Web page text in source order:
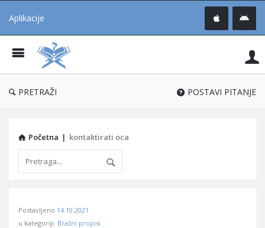
Aplikacije
®
PRETRAŽI POSTAVI PITANJE
Početna | kontaktirati oca
Učene
Postavljeno 14.10.2021
u kategoriji: Bračni propisi